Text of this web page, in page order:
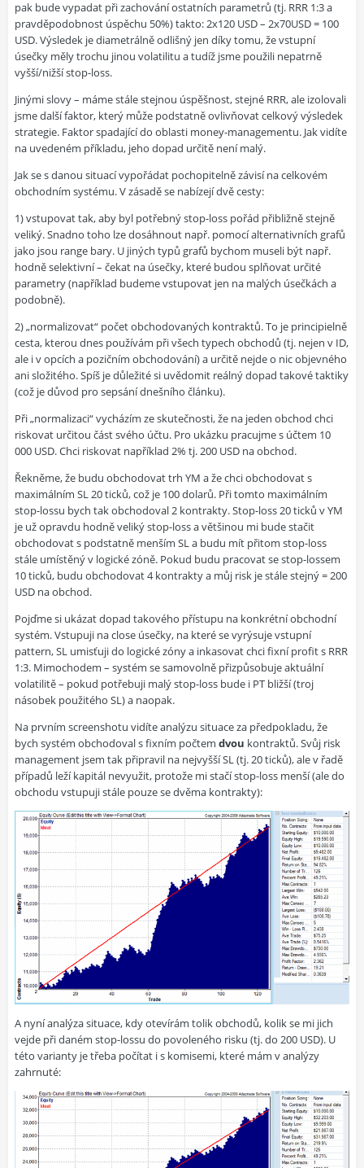
pak bude vypadat při zachování ostatních parametrů (tj. RRR 1:3 a
pravděpodobnost úspěchu 50%) takto: 2x120 USD – 2x70USD = 100
USD. Výsledek je diametrálně odlišný jen díky tomu, že vstupní
úsečky měly trochu jinou volatilitu a tudíž jsme použili nepatrně
vyšší/nižší stop-loss.
Jinými slovy – máme stále stejnou úspěšnost, stejné RRR, ale izolovali
jsme další faktor, který může podstatně ovlivňovat celkový výsledek
strategie. Faktor spadající do oblasti money-managementu. Jak vidíte
na uvedeném příkladu, jeho dopad určitě není malý.
Jak se s danou situací vypořádat pochopitelně závisí na celkovém
obchodním systému. V zásadě se nabízejí dvě cesty:
1) vstupovat tak, aby byl potřebný stop-loss pořád přibližně stejně
veliký. Snadno toho lze dosáhnout např. pomocí alternativních grafů
jako jsou range bary. U jiných typů grafů bychom museli být např.
hodně selektivní – čekat na úsečky, které budou splňovat určité
parametry (například budeme vstupovat jen na malých úsečkách a
podobně).
2) „normalizovat“ počet obchodovaných kontraktů. To je principielně
cesta, kterou dnes používám při všech typech obchodů (tj. nejen v ID,
ale i v opcích a pozičním obchodování) a určitě nejde o nic objevného
ani složitého. Spíš je důležité si uvědomit reálný dopad takové taktiky
(což je důvod pro sepsání dnešního článku).
Při „normalizaci“ vycházím ze skutečnosti, že na jeden obchod chci
riskovat určitou část svého účtu. Pro ukázku pracujme s účtem 10
000 USD. Chci riskovat například 2% tj. 200 USD na obchod.
Řekněme, že budu obchodovat trh YM a že chci obchodovat s
maximálním SL 20 ticků, což je 100 dolarů. Při tomto maximálním
stop-lossu bych tak obchodoval 2 kontrakty. Stop-loss 20 ticků v YM
je už opravdu hodně veliký stop-loss a většinou mi bude stačit
obchodovat s podstatně menším SL a budu mít přitom stop-loss
stále umístěný v logické zóně. Pokud budu pracovat se stop-lossem
10 ticků, budu obchodovat 4 kontrakty a můj risk je stále stejný = 200
USD na obchod.
Pojďme si ukázat dopad takového přístupu na konkrétní obchodní
systém. Vstupuji na close úsečky, na které se vyrýsuje vstupní
pattern, SL umisťuji do logické zóny a inkasovat chci fixní profit s RRR
1:3. Mimochodem – systém se samovolně přizpůsobuje aktuální
volatilitě – pokud potřebuji malý stop-loss bude i PT bližší (troj
násobek použitého SL) a naopak.
Na prvním screenshotu vidíte analýzu situace za předpokladu, že
bych systém obchodoval s fixním počtem dvou kontraktů. Svůj risk
management jsem tak připravil na nejvyšší SL (tj. 20 ticků), ale v řadě
případů leží kapitál nevyužit, protože mi stačí stop-loss menší (ale do
obchodu vstupuji stále pouze se dvěma kontrakty):
A nyní analýza situace, kdy otevírám tolik obchodů, kolik se mi jich
vejde při daném stop-lossu do povoleného risku (tj. do 200 USD). U
této varianty je třeba počítat i s komisemi, které mám v analýzy
zahrnuté: